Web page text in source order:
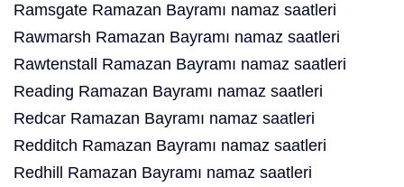
Ramsgate Ramazan Bayramı namaz saatleri
Rawmarsh Ramazan Bayramı namaz saatleri
Rawtenstall Ramazan Bayramı namaz saatleri
Reading Ramazan Bayramı namaz saatleri
Redcar Ramazan Bayramı namaz saatleri
Redditch Ramazan Bayramı namaz saatleri
Redhill Ramazan Bayramı namaz saatleri